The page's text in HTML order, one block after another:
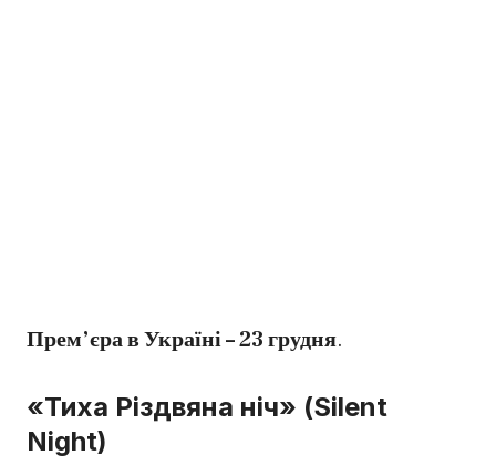
Прем’єра в Україні – 23 грудня.
«Тиха Різдвяна ніч» (Silent
Night)